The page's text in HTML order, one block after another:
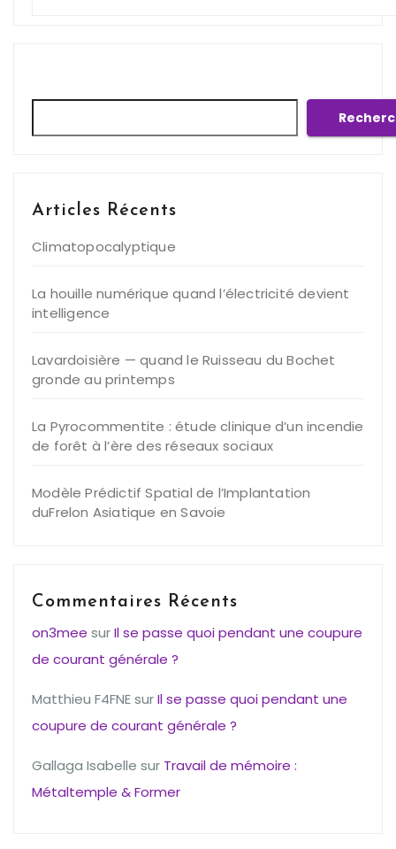
Articles Récents
Climatopocalyptique
La houille numérique quand l’électricité devient
intelligence
Lavardoisière — quand le Ruisseau du Bochet
gronde au printemps
La Pyrocommentite : étude clinique d’un incendie
de forêt à l’ère des réseaux sociaux
Modèle Prédictif Spatial de l’Implantation
duFrelon Asiatique en Savoie
Commentaires Récents
on3mee surIl se passe quoi pendant une coupure
de courant générale ?
Matthieu F4FNEsurIl se passe quoi pendant une
coupure de courant générale ?
Gallaga Isabelle sur Travail de mémoire :
Métaltemple & Former